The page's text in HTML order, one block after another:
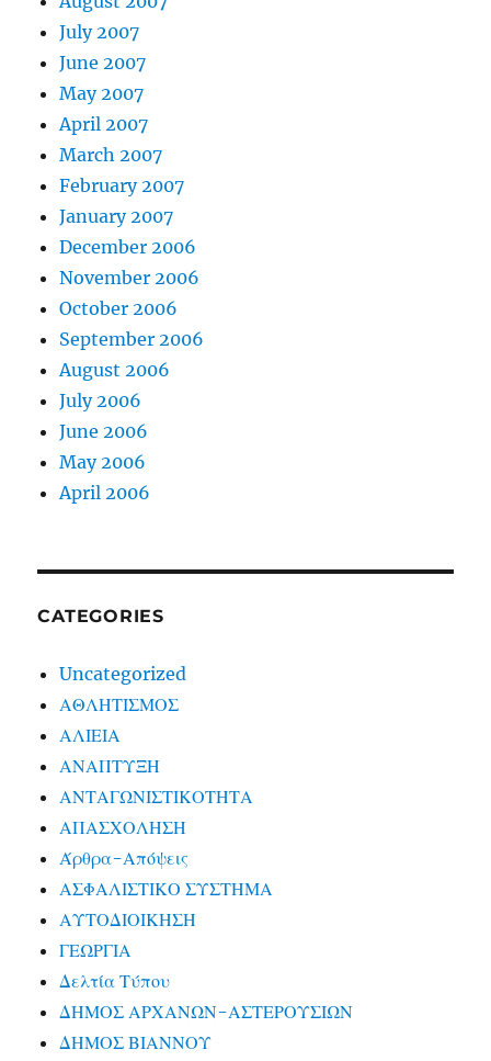
July 2007
June 2007
May 2007
April 2007
March 2007
February 2007
January 2007
December 2006
November 2006
October 2006
September 2006
August 2006
July 2006
June 2006
May 2006
April 2006
CATEGORIES
Uncategorized
ΑΘΛΗΤΙΣΜΟΣ
ΑΛΙΕΙΑ
ΑΝΑΠΤΥΞΗ
ΑΝΤΑΓΩΝΙΣΤΙΚΟΤΗΤΑ
ΑΠΑΣΧΟΛΗΣΗ
Άρθρα-Απόψεις
ΑΣΦΑΛΙΣΤΙΚΟ ΣΥΣΤΗΜΑ
ΑΥΤΟΔΙΟΙΚΗΣΗ
ΓΕΩΡΓΙΑ
Δελτία Τύπου
ΔΗΜΟΣ ΑΡΧΑΝΩΝ-ΑΣΤΕΡΟΥΣΙΩΝ
ΔΗΜΟΣ ΒΙΑΝΝΟΥ